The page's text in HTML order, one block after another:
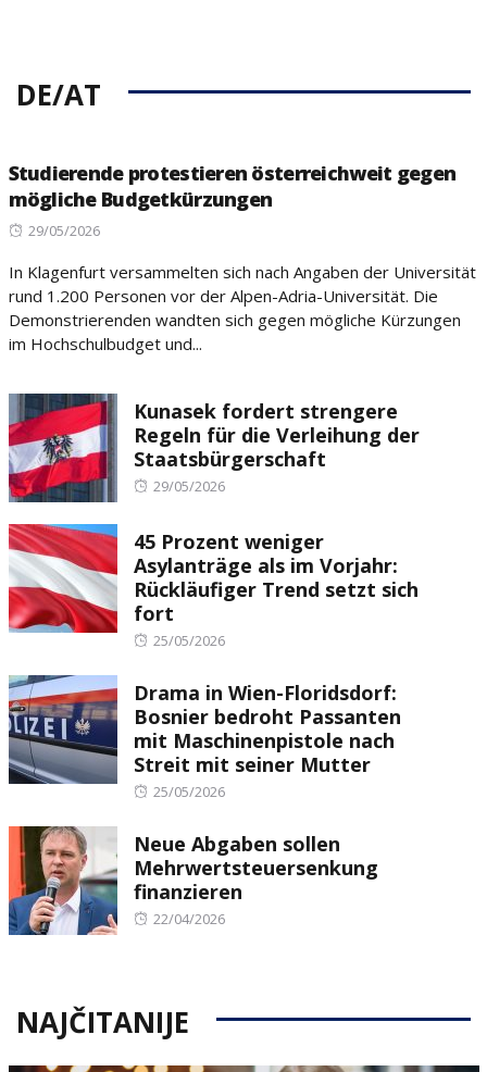
DE/AT
Studierende protestieren österreichweit gegen
mögliche Budgetkürzungen
Posted
29/05/2026
In Klagenfurt versammelten sich nach Angaben der Universität
rund 1.200 Personen vor der Alpen-Adria-Universität. Die
Demonstrierenden wandten sich gegen mögliche Kürzungen
im Hochschulbudget und...
Kunasek fordert strengere
Regeln für die Verleihung der
Staatsbürgerschaft
Posted
29/05/2026
45 Prozent weniger
Asylanträge als im Vorjahr:
Rückläufiger Trend setzt sich
fort
Posted
25/05/2026
Drama in Wien-Floridsdorf:
Bosnier bedroht Passanten
mit Maschinenpistole nach
Streit mit seiner Mutter
Posted
25/05/2026
Neue Abgaben sollen
Mehrwertsteuersenkung
finanzieren
Posted
22/04/2026
NAJČITANIJE